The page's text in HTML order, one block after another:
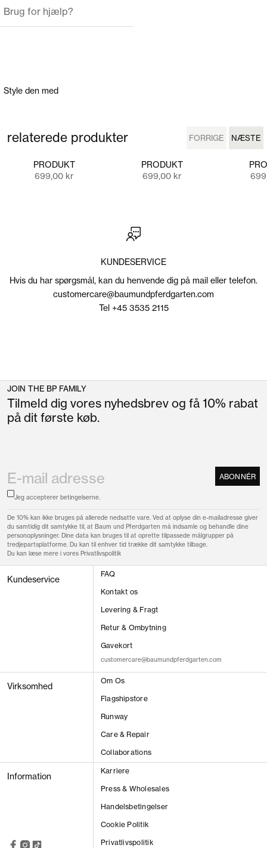
Print foran
Modellen er 177cm og har en størrelse 36(S) på
Brug for hjælp?
Style den med
relaterede produkter FORRIGE
FORRIGE NÆSTE
NÆSTE
PRODUKT
Salgspris
699,00 kr
PRODUKT
Salgspris
699,00 kr
KUNDESERVICE
Hvis du har spørgsmål, kan du henvende dig på mail eller telefon.
customercare@baumundpferdgarten.com
Tel +45 3535 2115
JOIN THE BP FAMILY
Tilmeld dig vores nyhedsbrev og få 10% rabat
på dit første køb.
ABONNÉR
Jeg accepterer betingelserne.
De 10% kan ikke bruges på allerede nedsatte vare. Ved at oplyse din e-mailadresse giver
du samtidig dit samtykke til, at Baum und Pferdgarten må indsamle og behandle dine
personoplysninger. Dine data kan bruges til at oprette tilpassede målgrupper på
tredjepartsplatforme. Du kan til enhver tid trække dit samtykke tilbage.
Du kan læse mere i vores Privatlivspolitik
Kundeservice
FAQ
Kontakt os
Levering & Fragt
Retur & Ombytning
Gavekort
customercare@baumundpferdgarten.com
Virksomhed
Om Os
Flagshipstore
Runway
Care & Repair
Collaborations
Information
Karriere
Press & Wholesales
Handelsbetingelser
Cookie Politik
Privatlivspolitik
VIS RESULTAT